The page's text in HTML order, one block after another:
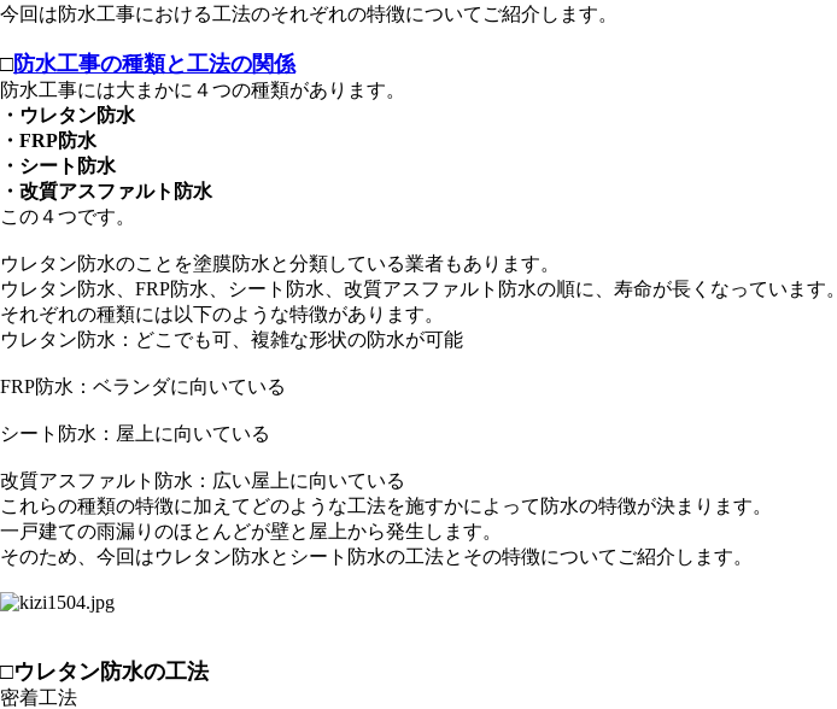
今回は防水工事における工法のそれぞれの特徴についてご紹介します。
□防水工事の種類と工法の関係
防水工事には大まかに４つの種類があります。
・ウレタン防水
・FRP防水
・シート防水
・改質アスファルト防水
この４つです。
ウレタン防水のことを塗膜防水と分類している業者もあります。
ウレタン防水、FRP防水、シート防水、改質アスファルト防水の順に、寿命が長くなっています。
それぞれの種類には以下のような特徴があります。
ウレタン防水：どこでも可、複雑な形状の防水が可能
FRP防水：ベランダに向いている
シート防水：屋上に向いている
改質アスファルト防水：広い屋上に向いている
これらの種類の特徴に加えてどのような工法を施すかによって防水の特徴が決まります。
一戸建ての雨漏りのほとんどが壁と屋上から発生します。
そのため、今回はウレタン防水とシート防水の工法とその特徴についてご紹介します。
□ウレタン防水の工法
密着工法